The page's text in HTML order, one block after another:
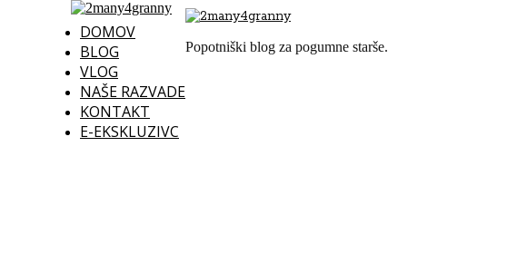
DOMOV
BLOG
VLOG
NAŠE RAZVADE
KONTAKT
E-EKSKLUZIVC
Popotniški blog za pogumne starše.